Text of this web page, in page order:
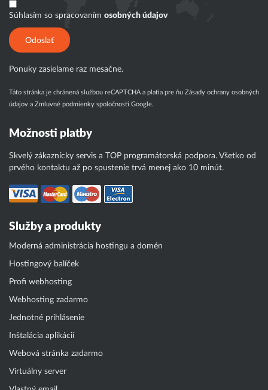
Súhlasím so spracovaním osobných údajov
Odoslať
Ponuky zasielame raz mesačne.
Táto stránka je chránená službou reCAPTCHA a platia pre ňu Zásady ochrany osobných
údajov a Zmluvné podmienky spoločnosti Google.
Možnosti platby
Skvelý zákaznícky servis a TOP programátorská podpora. Všetko od
prvého kontaktu až po spustenie trvá menej ako 10 minút.
Služby a produkty
Moderná administrácia hostingu a domén
Hostingový balíček
Profi webhosting
Webhosting zadarmo
Jednotné prihlásenie
Inštalácia aplikácií
Webová stránka zadarmo
Virtuálny server